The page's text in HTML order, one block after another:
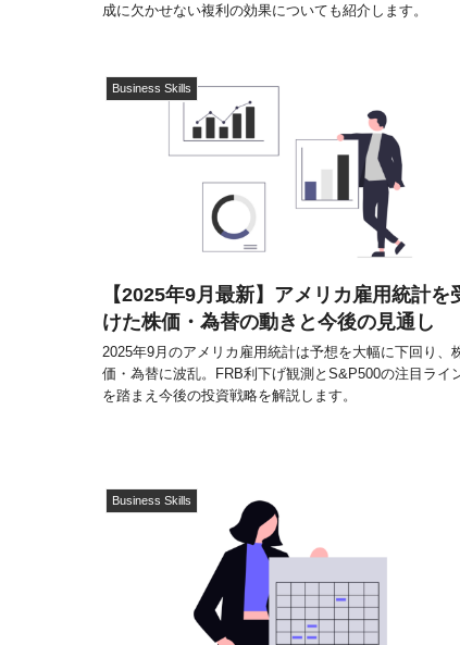
成に欠かせない複利の効果についても紹介します。
Business Skills
【2025年9月最新】アメリカ雇用統計を
けた株価・為替の動きと今後の見通し
2025年9月のアメリカ雇用統計は予想を大幅に下回り、
価・為替に波乱。FRB利下げ観測とS&P500の注目ライ
を踏まえ今後の投資戦略を解説します。
Business Skills